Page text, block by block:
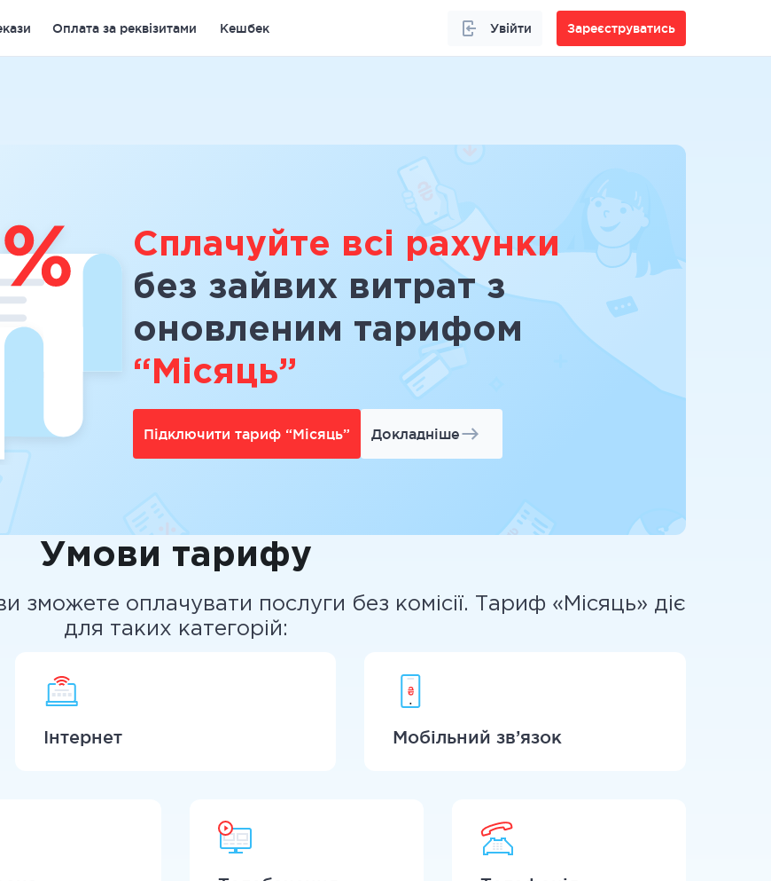
Оплата за реквізитами Кешбек Увійти Зареєструватись
Сплачуйте всі рахунки
без зайвих витрат з
оновленим тарифом
“Місяць”
Підключити тариф “Місяць” Докладніше
Умови тарифу
зможете оплачувати послуги без комісії. Тариф «Місяць» діє
для таких категорій:
Інтернет Мобільний зв’язок